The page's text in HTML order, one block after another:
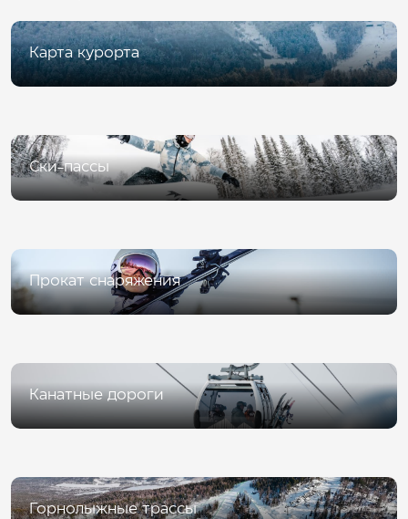
Карта курорта
Ски-пассы
Прокат снаряжения
Канатные дороги
Горнолыжные трассы